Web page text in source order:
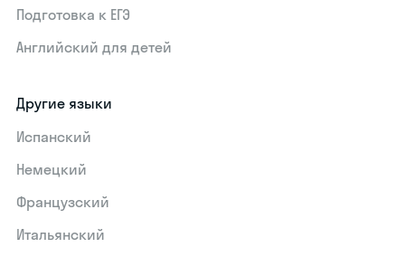
Подготовка к ЕГЭ
Английский для детей
Другие языки
Испанский
Немецкий
Французский
Итальянский